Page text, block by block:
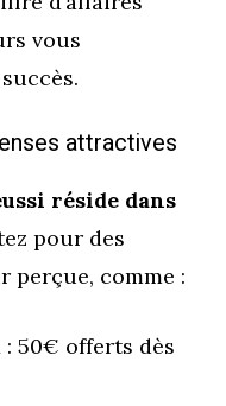
vous
attractives
réside dans
pour des
perçue, comme :
: 50€ offerts dès